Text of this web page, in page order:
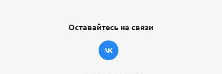
Оставайтесь на связи